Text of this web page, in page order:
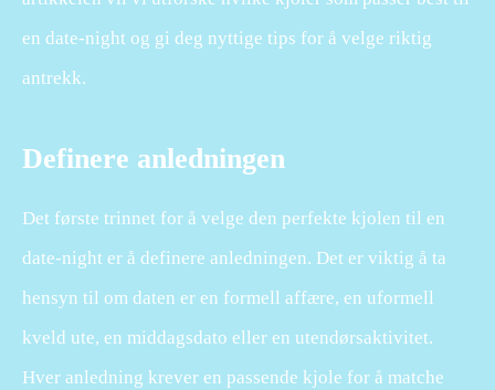
en date-night og gi deg nyttige tips for å velge riktig
antrekk.
Definere anledningen
Det første trinnet for å velge den perfekte kjolen til en
date-night er å definere anledningen. Det er viktig å ta
hensyn til om daten er en formell affære, en uformell
kveld ute, en middagsdato eller en utendørsaktivitet.
Hver anledning krever en passende kjole for å matche